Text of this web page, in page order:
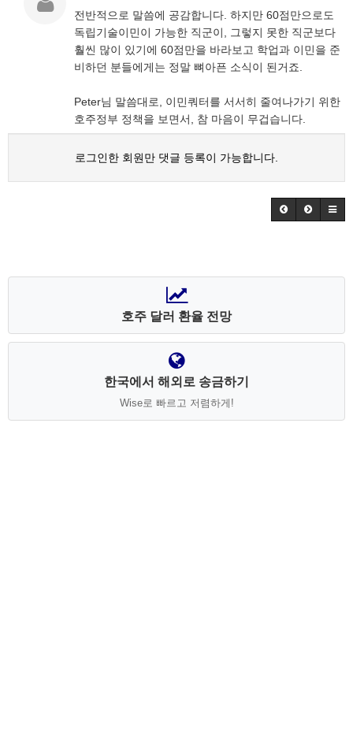
전반적으로 말씀에 공감합니다. 하지만 60점만으로도
독립기술이민이 가능한 직군이, 그렇지 못한 직군보다
훨씬 많이 있기에 60점만을 바라보고 학업과 이민을 준
비하던 분들에게는 정말 뼈아픈 소식이 된거죠.
Peter님 말씀대로, 이민쿼터를 서서히 줄여나가기 위한
호주정부 정책을 보면서, 참 마음이 무겁습니다.
로그인한 회원만 댓글 등록이 가능합니다.
호주 달러 환율 전망
한국에서 해외로 송금하기
Wise로 빠르고 저렴하게!